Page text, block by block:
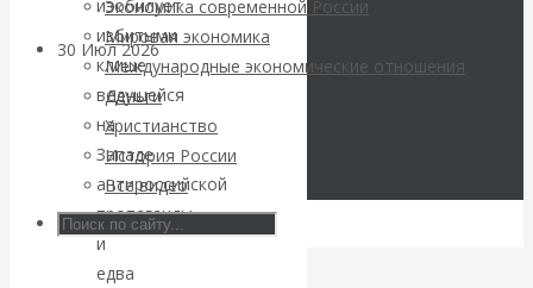
Экономика современной России
Мировая экономика
Международные экономические отношения
Деньги
Христианство
История России
Все видео
30 Июл 2026Цифровая
экономика
Валентин
Катасонов.
Искусственный
изобилует
избитыми
клише
ведущейся
на
Западе
антироссийской
пропаганды
и
едва